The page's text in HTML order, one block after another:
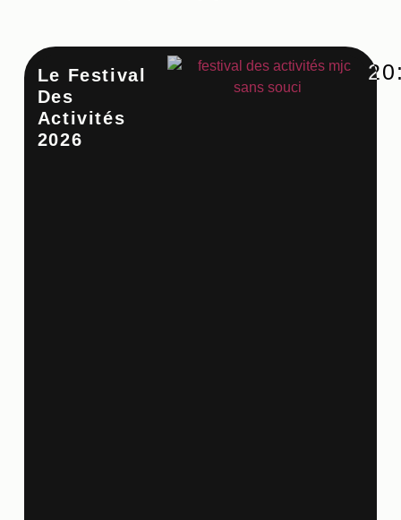
Le Festival
Des
Activités
2026